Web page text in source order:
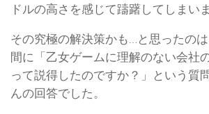
ドルの高さを感じて躊躇してしまいま
その究極の解決策かも…と思ったの
間に「乙女ゲームに理解のない会社
って説得したのですか？」という質
んの回答でした。